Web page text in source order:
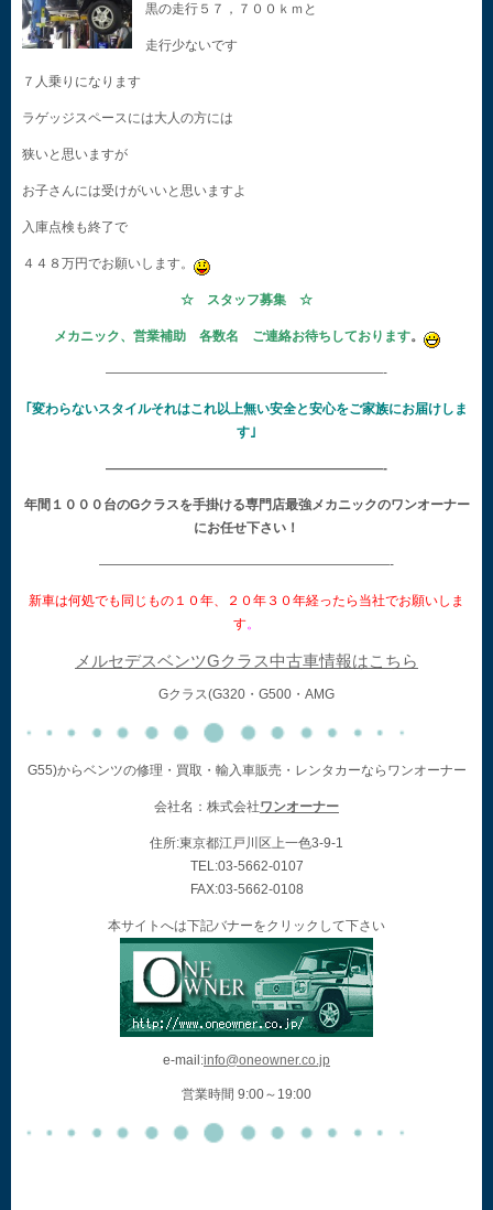
黒の走行５７，７００ｋｍと
走行少ないです
７人乗りになります
ラゲッジスペースには大人の方には
狭いと思いますが
お子さんには受けがいいと思いますよ
入庫点検も終了で
４４８万円でお願いします。
☆ スタッフ募集 ☆
メカニック、営業補助 各数名 ご連絡お待ちしております。
—————————————————————-
｢変わらないスタイルそれはこれ以上無い安全と安心をご家族にお届けしま
す｣
—————————————————————-
年間１０００台のGクラスを手掛ける専門店最強メカニックのワンオーナー
にお任せ下さい！
——————————————————————-
新車は何処でも同じもの１０年、２０年３０年経ったら当社でお願いしま
す。
メルセデスベンツGクラス中古車情報はこちら
Gクラス(G320・G500・AMG
G55)からベンツの修理・買取・輸入車販売・レンタカーならワンオーナー
会社名：株式会社ワンオーナー
住所:東京都江戸川区上一色3-9-1
TEL:03-5662-0107
FAX:03-5662-0108
本サイトへは下記バナーをクリックして下さい
e-mail:info@oneowner.co.jp
営業時間 9:00～19:00